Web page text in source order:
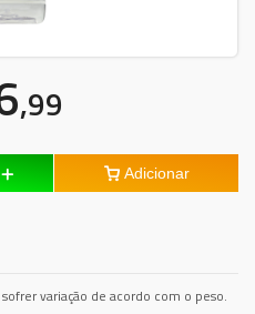
,99
Adicionar
variação de acordo com o peso.